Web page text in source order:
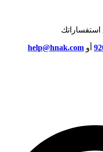
استفساراتك
أو help@hnak.com